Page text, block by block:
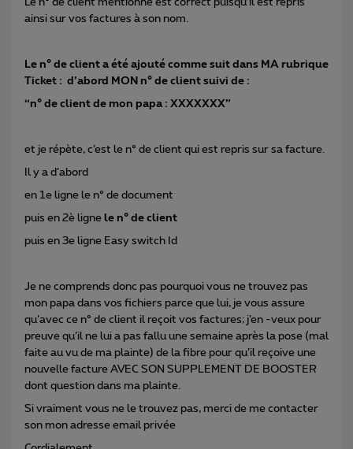
Le n° de client mentionné est correct puisqu’il est repris
ainsi sur vos factures à son nom.
Le n° de client a été ajouté comme suit dans MA rubrique
Ticket : d’abord MON n° de client suivi de :
“n° de client de mon papa : XXXXXXX”
et je répète, c’est le n° de client qui est repris sur sa facture.
Il y a d’abord
en 1e ligne le n° de document
puis en 2è ligne le n° de client
puis en 3e ligne Easy switch Id
Je ne comprends donc pas pourquoi vous ne trouvez pas
mon papa dans vos fichiers parce que lui, je vous assure
qu’avec ce n° de client il reçoit vos factures; j’en -veux pour
preuve qu’il ne lui a pas fallu une semaine après la pose (mal
faite au vu de ma plainte) de la fibre pour qu’il reçoive une
nouvelle facture AVEC SON SUPPLEMENT DE BOOSTER
dont question dans ma plainte.
Si vraiment vous ne le trouvez pas, merci de me contacter
son mon adresse email privée